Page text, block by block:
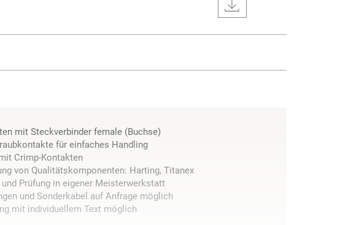
mit Steckverbinder female (Buchse)
für einfaches Handling
Crimp-Kontakten
von Qualitätskomponenten: Harting, Titanex
und Prüfung in eigener Meisterwerkstatt
und Sonderkabel auf Anfrage möglich
mit individuellem Text möglich